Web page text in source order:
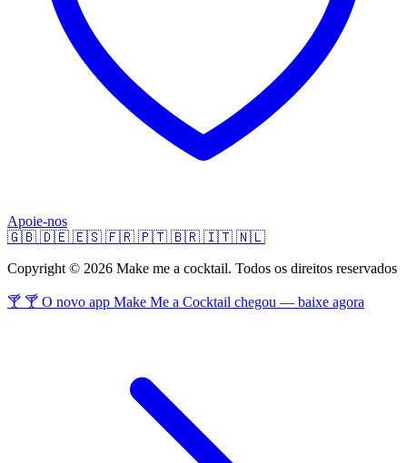
Apoie-nos
🇬🇧 🇩🇪 🇪🇸 🇫🇷 🇵🇹 🇧🇷 🇮🇹 🇳🇱
Copyright © 2026 Make me a cocktail. Todos os direitos reservados
🍸 🍸 O novo app Make Me a Cocktail chegou — baixe agora